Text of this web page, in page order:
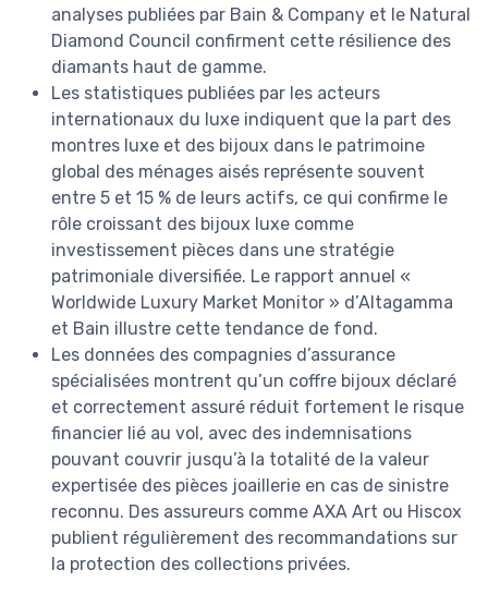
analyses publiées par Bain & Company et le Natural
Diamond Council confirment cette résilience des
diamants haut de gamme.
Les statistiques publiées par les acteurs
internationaux du luxe indiquent que la part des
montres luxe et des bijoux dans le patrimoine
global des ménages aisés représente souvent
entre 5 et 15 % de leurs actifs, ce qui confirme le
rôle croissant des bijoux luxe comme
investissement pièces dans une stratégie
patrimoniale diversifiée. Le rapport annuel «
Worldwide Luxury Market Monitor » d’Altagamma
et Bain illustre cette tendance de fond.
Les données des compagnies d’assurance
spécialisées montrent qu’un coffre bijoux déclaré
et correctement assuré réduit fortement le risque
financier lié au vol, avec des indemnisations
pouvant couvrir jusqu’à la totalité de la valeur
expertisée des pièces joaillerie en cas de sinistre
reconnu. Des assureurs comme AXA Art ou Hiscox
publient régulièrement des recommandations sur
la protection des collections privées.